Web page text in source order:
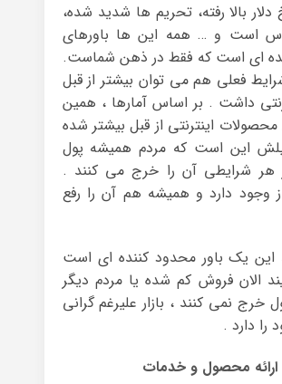
بالا رفته، تحریم ها شدید شده،
است و … همه این ها باورهای
ای است که فقط در ذهن شماست.
فعلی هم می توان بیشتر از قبل
داشت . بر اساس آمارها ، همین
اینترنتی از قبل بیشتر شده
این است که مردم همیشه پول
هر شرایطی آن را خرج می کنند .
وجود دارد و همیشه هم آن را رفع
یک باور محدود کننده ای است
الان فروش کم شده یا مردم دیگر
خرج نمی کنند ، بازار علیرغم گرانی
را دارد .